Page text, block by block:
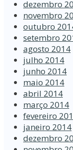
dezembro
novembro
outubro
setembro
agosto 2014
julho 2014
junho 2014
maio 2014
abril 2014
março 2014
fevereiro
janeiro 2014
dezembro